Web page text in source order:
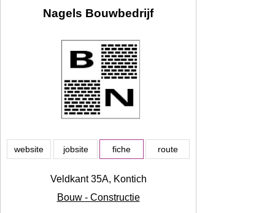
Nagels Bouwbedrijf
website jobsite fiche route
Veldkant 35A, Kontich
Bouw - Constructie